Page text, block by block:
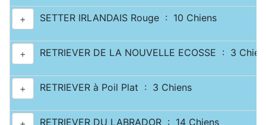
+ SETTER IRLANDAIS Rouge : 10 Chiens
+ RETRIEVER DE LA NOUVELLE ECOSSE : 3
+ RETRIEVER à Poil Plat : 3 Chiens
RETRIEVER DU LABRADOR : 14 Chiens